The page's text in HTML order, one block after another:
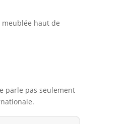
meublée haut de
parle pas seulement